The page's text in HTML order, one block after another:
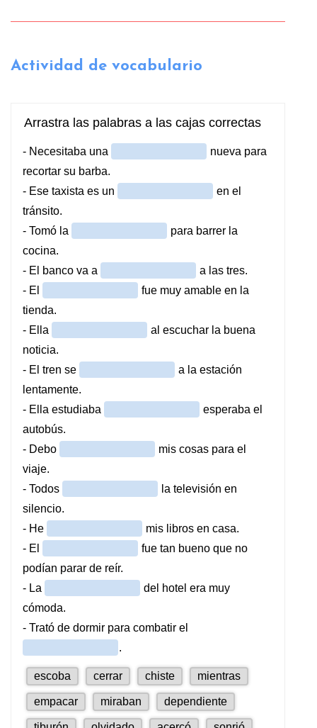
Actividad de vocabulario